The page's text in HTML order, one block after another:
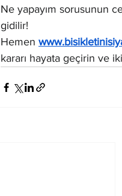
Ne yapayım sorusunun
gidilir!
Hemen
kararı hayata geçirin ve